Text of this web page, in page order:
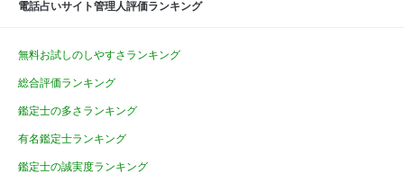
電話占いサイト管理人評価ランキング
無料お試しのしやすさランキング
総合評価ランキング
鑑定士の多さランキング
有名鑑定士ランキング
鑑定士の誠実度ランキング